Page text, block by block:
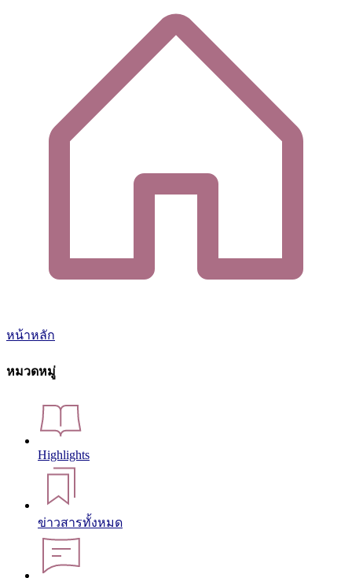
หน้าหลัก
หมวดหมู่
Highlights
ข่าวสารทั้งหมด